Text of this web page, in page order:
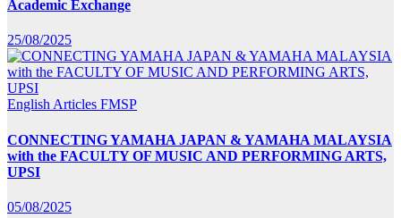
Academic Exchange
25/08/2025
English Articles FMSP
CONNECTING YAMAHA JAPAN & YAMAHA MALAYSIA
with the FACULTY OF MUSIC AND PERFORMING ARTS,
UPSI
05/08/2025